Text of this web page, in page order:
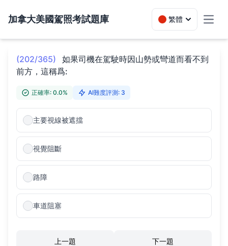
加拿大美國駕照考試題庫 繁體
(202/365)
如果司機在駕駛時因山勢或彎道而看不到
前方，這稱爲:
正確率: 0.0% AI難度評測: 3
主要視線被遮擋
視覺阻斷
路障
車道阻塞
上一題 下一題